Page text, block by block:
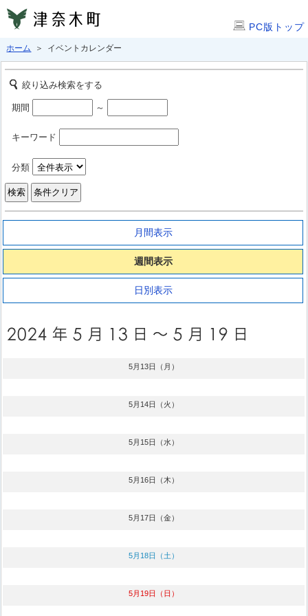
PC版トップ
ホーム ＞ イベントカレンダー
絞り込み検索をする
期間 ～
キーワード
分類
月間表示
週間表示
日別表示
5月13日（月）
5月14日（火）
5月15日（水）
5月16日（木）
5月17日（金）
5月18日（土）
5月19日（日）